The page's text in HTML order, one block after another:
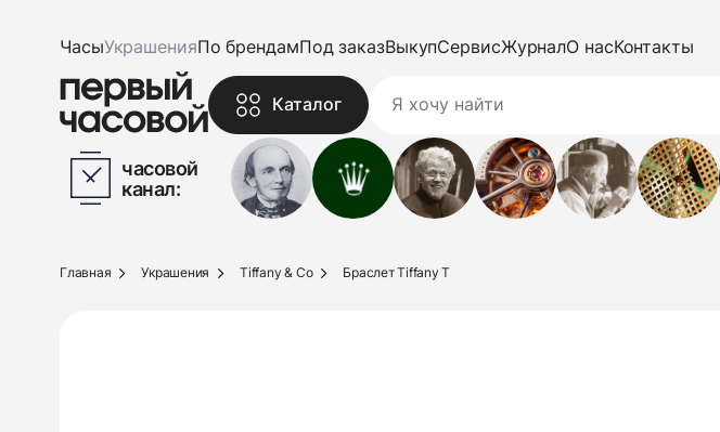
ЧасыУкрашенияПо брендамПод заказВыкупСервисЖурналО насКонтакты
Каталог
часовой
канал:
Главная Украшения Tiffany & Co Браслет Tiffany T